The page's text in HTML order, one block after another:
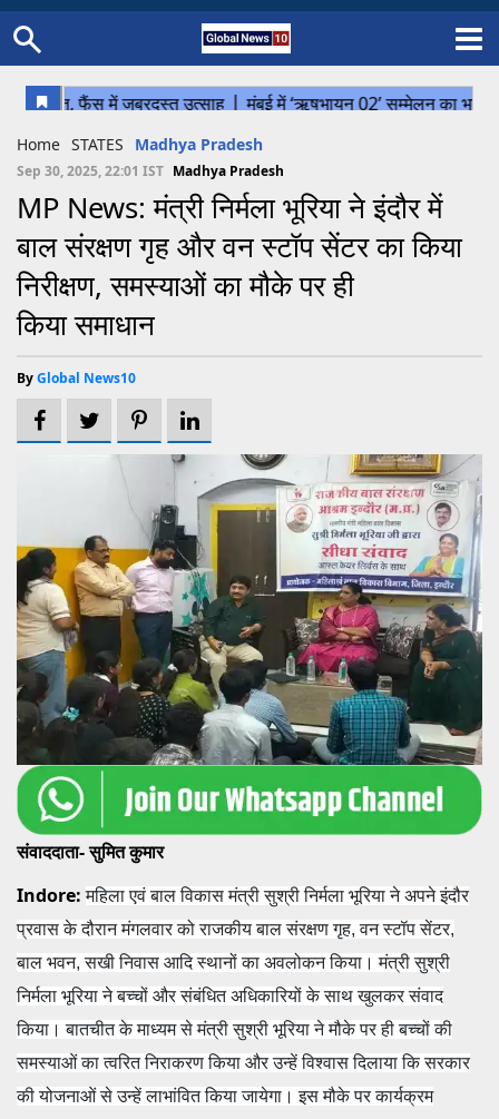
Uttar Pradesh
Chhattisgarh
Bihar
Uttrakhand
Cricket
Football
Home STATES Madhya Pradesh
Sep 30, 2025, 22:01 IST Madhya Pradesh
MP News: मंत्री निर्मला भूरिया ने इंदौर में
बाल संरक्षण गृह और वन स्टॉप सेंटर का किया
निरीक्षण, समस्याओं का मौके पर ही
किया समाधान
ByGlobal News10
संवाददाता- सुमित कुमार
Indore:महिला एवं बाल विकास मंत्री सुश्री निर्मला भूरिया ने अपने इंदौर
प्रवास के दौरान मंगलवार को राजकीय बाल संरक्षण गृह, वन स्टॉप सेंटर,
बाल भवन, सखी निवास आदि स्थानों का अवलोकन किया। मंत्री सुश्री
निर्मला भूरिया ने बच्चों और संबंधित अधिकारियों के साथ खुलकर संवाद
किया। बातचीत के माध्यम से मंत्री सुश्री भूरिया ने मौके पर ही बच्चों की
समस्याओं का त्वरित निराकरण किया और उन्हें विश्वास दिलाया कि सरकार
की योजनाओं से उन्हें लाभांवित किया जायेगा। इस मौके पर कार्यक्रम